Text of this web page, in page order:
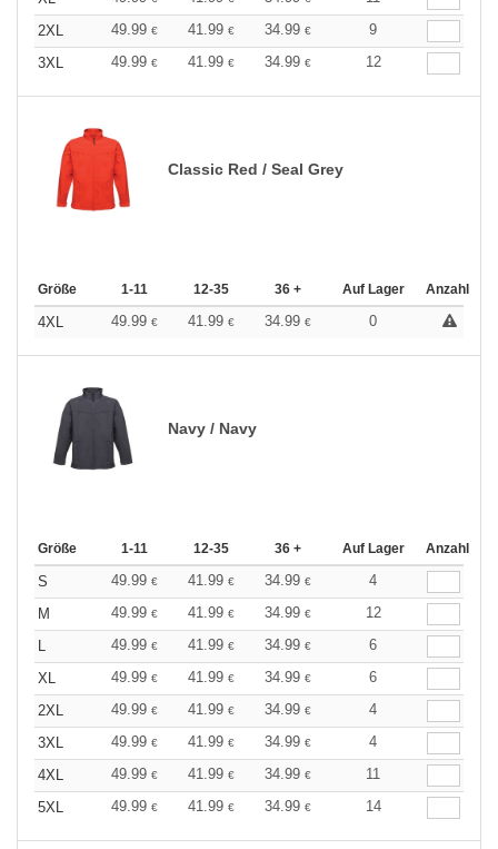
2XL
49.99 € 41.99 € 34.99 €
9
3XL
49.99 € 41.99 € 34.99 € 12
Classic Red / Seal Grey
Größe 1-11 12-35 36 + Auf Lager Anzahl
4XL 49.99 € 41.99 € 34.99 € 0
Navy / Navy
Größe 1-11 12-35 36 + Auf Lager Anzahl
S 49.99 € 41.99 € 34.99 €
4
M
49.99 € 41.99 € 34.99 €
12
L
49.99 € 41.99 € 34.99 €
6
XL
49.99 € 41.99 € 34.99 €
6
2XL
49.99 € 41.99 € 34.99 €
4
3XL
49.99 € 41.99 € 34.99 €
4
4XL
49.99 € 41.99 € 34.99 €
11
5XL
49.99 € 41.99 € 34.99 € 14